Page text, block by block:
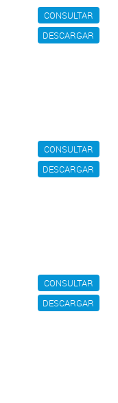
CONSULTAR
DESCARGAR
CONSULTAR
DESCARGAR
CONSULTAR
DESCARGAR